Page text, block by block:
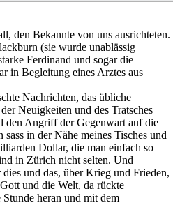
den Bekannte von uns ausrichteten.
(sie wurde unablässig
Ferdinand und sogar die
in Begleitung eines Arztes aus
Nachrichten, das übliche
Neuigkeiten und des Tratsches
den Angriff der Gegenwart auf die
in der Nähe meines Tisches und
Dollar, die man einfach so
in Zürich nicht selten. Und
und das, über Krieg und Frieden,
und die Welt, da rückte
heran und mit dem